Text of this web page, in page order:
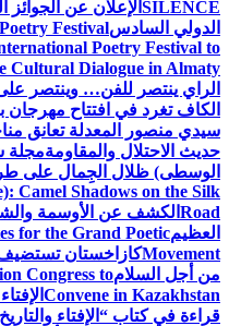
SILENCE الإعلان عن
الدولي السادسFestival
Poetry Festival to
Cultural Dialogue in Almaty
الراي ينتصر للفن… وينتصر
الكاف تغرد في افتتاح مهرجان
سيدي منصور المعدلة تعانق
حديث الاحتلال والمقاومةمجلة
الوسطى) ظلال الجِمال على
Camel Shadows on the Silk
Road الكشف عن الأوسمة
العظيمfor the Grand Poetic
Movementكازاخستان تستضيف
من أجل السلامCongress to
Convene in Kazakhstan
قراءة في كتاب “الإفتاء